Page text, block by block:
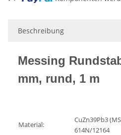
Beschreibung
Messing
mm, rund, 1 m
Material:
CuZn39Pb3
614N/12164